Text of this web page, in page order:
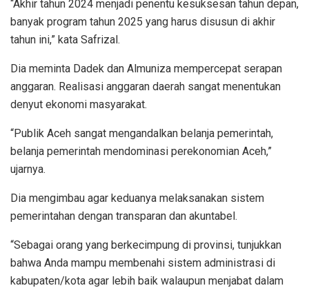
“Akhir tahun 2024 menjadi penentu kesuksesan tahun depan,
banyak program tahun 2025 yang harus disusun di akhir
tahun ini,” kata Safrizal.
Dia meminta Dadek dan Almuniza mempercepat serapan
anggaran. Realisasi anggaran daerah sangat menentukan
denyut ekonomi masyarakat.
“Publik Aceh sangat mengandalkan belanja pemerintah,
belanja pemerintah mendominasi perekonomian Aceh,”
ujarnya.
Dia mengimbau agar keduanya melaksanakan sistem
pemerintahan dengan transparan dan akuntabel.
“Sebagai orang yang berkecimpung di provinsi, tunjukkan
bahwa Anda mampu membenahi sistem administrasi di
kabupaten/kota agar lebih baik walaupun menjabat dalam